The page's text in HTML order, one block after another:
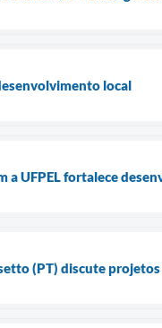
local
a UFPEL fortalece
(PT) discute